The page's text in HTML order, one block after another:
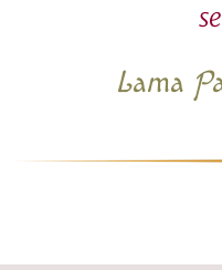
Lama